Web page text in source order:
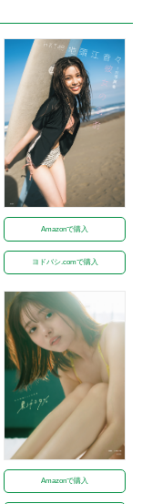
Amazonで購入
ヨドバシ.comで購入
Amazonで購入